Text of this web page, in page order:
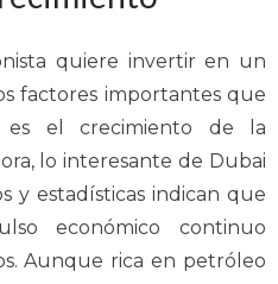
quiere invertir en un
factores importantes que
es el crecimiento de la
lo interesante de Dubai
y estadísticas indican que
económico continuo
Aunque rica en petróleo